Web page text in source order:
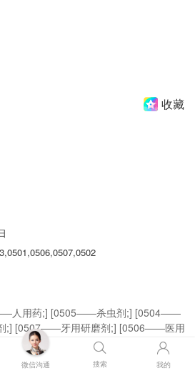
收藏
人用药;] [0505——杀虫剂;] [0504——
;] [0507——牙用研磨剂;] [0506——医用
婴儿食品;] [0502——营养补充
微信沟通 搜索 我的